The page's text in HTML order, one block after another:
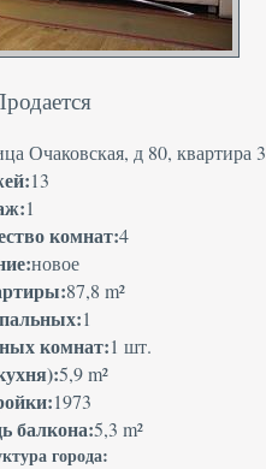
Очаковская, д 80, квартира 3
13
1
комнат:4
новое
87,8 m²
1
комнат:1 шт.
5,9 m²
1973
балкона:5,3 m²
города: